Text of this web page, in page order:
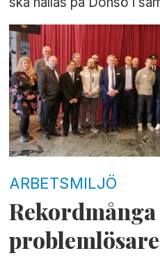
ARBETSMILJÖ
Rekordmånga